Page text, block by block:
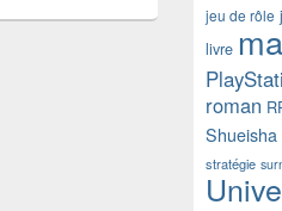
jeu de rôle
livre
roman
Shueisha
stratégie